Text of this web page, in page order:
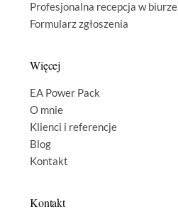
Profesjonalna recepcja w biurze
Formularz zgłoszenia
Więcej
EA Power Pack
O mnie
Klienci i referencje
Blog
Kontakt
Kontakt